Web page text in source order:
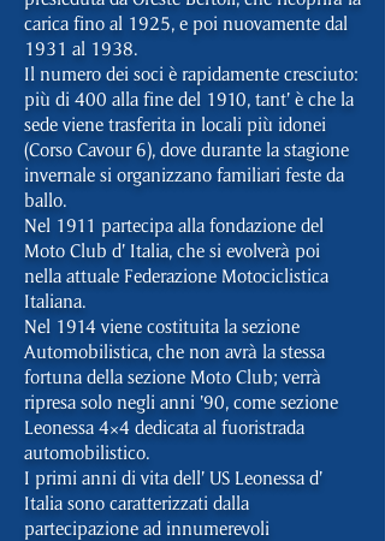
carica fino al 1925, e poi nuovamente dal
1931 al 1938.
Il numero dei soci è rapidamente cresciuto:
più di 400 alla fine del 1910, tant’ è che la
sede viene trasferita in locali più idonei
(Corso Cavour 6), dove durante la stagione
invernale si organizzano familiari feste da
ballo.
Nel 1911 partecipa alla fondazione del
Moto Club d’ Italia, che si evolverà poi
nella attuale Federazione Motociclistica
Italiana.
Nel 1914 viene costituita la sezione
Automobilistica, che non avrà la stessa
fortuna della sezione Moto Club; verrà
ripresa solo negli anni ’90, come sezione
Leonessa 4×4 dedicata al fuoristrada
automobilistico.
I primi anni di vita dell’ US Leonessa d’
Italia sono caratterizzati dalla
partecipazione ad innumerevoli